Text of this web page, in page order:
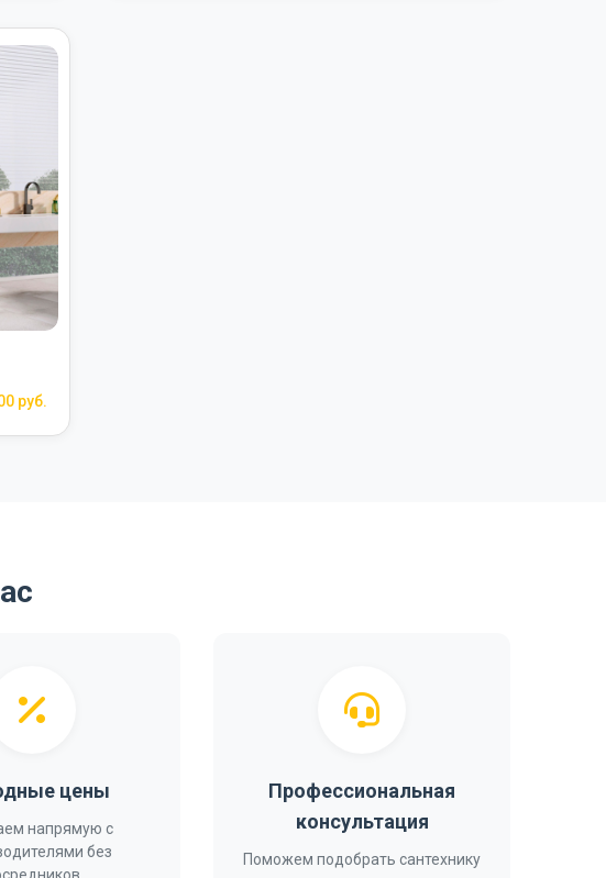
руб.
цены
напрямую с
без
Профессиональная
консультация
Поможем подобрать сантехнику